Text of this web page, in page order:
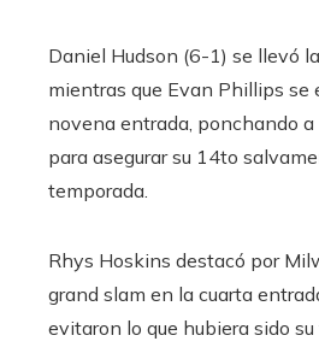
Daniel Hudson (6-1) se llevó
mientras que Evan Phillips se
novena entrada, ponchando
para asegurar su 14to
temporada.
Rhys Hoskins destacó por
grand slam en la cuarta
evitaron lo que hubiera sido